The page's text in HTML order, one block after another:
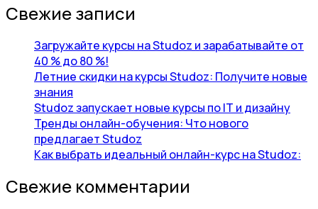
Свежие записи
Загружайте курсы на Studoz и зарабатывайте от
40 % до 80 %!
Летние скидки на курсы Studoz: Получите новые
знания
Studoz запускает новые курсы по IT и дизайну
Тренды онлайн-обучения: Что нового
предлагает Studoz
Как выбрать идеальный онлайн-курс на Studoz:
Свежие комментарии